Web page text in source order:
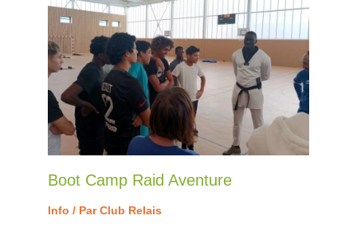
Boot Camp Raid Aventure
Info / ParClub Relais